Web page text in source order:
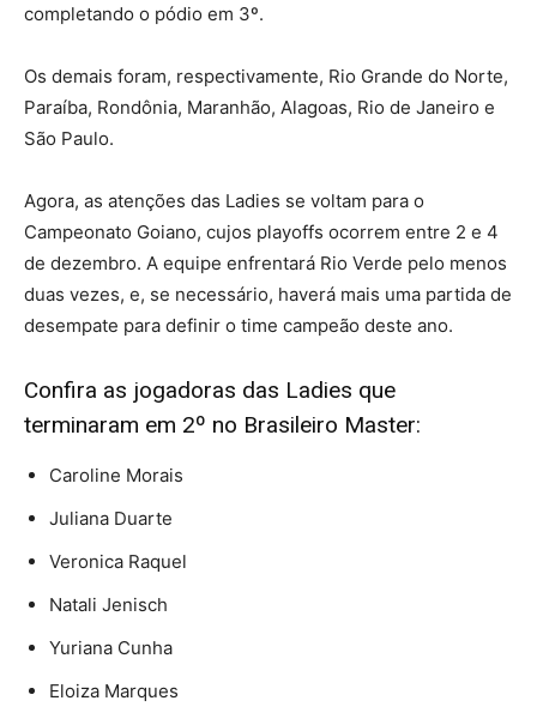
completando o pódio em 3º.
Os demais foram, respectivamente, Rio Grande do Norte,
Paraíba, Rondônia, Maranhão, Alagoas, Rio de Janeiro e
São Paulo.
Agora, as atenções das Ladies se voltam para o
Campeonato Goiano, cujos playoffs ocorrem entre 2 e 4
de dezembro. A equipe enfrentará Rio Verde pelo menos
duas vezes, e, se necessário, haverá mais uma partida de
desempate para definir o time campeão deste ano.
Confira as jogadoras das Ladies que
terminaram em 2º no Brasileiro Master:
Caroline Morais
Juliana Duarte
Veronica Raquel
Natali Jenisch
Yuriana Cunha
Eloiza Marques